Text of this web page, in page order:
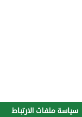
سياسة ملفات الارتباط